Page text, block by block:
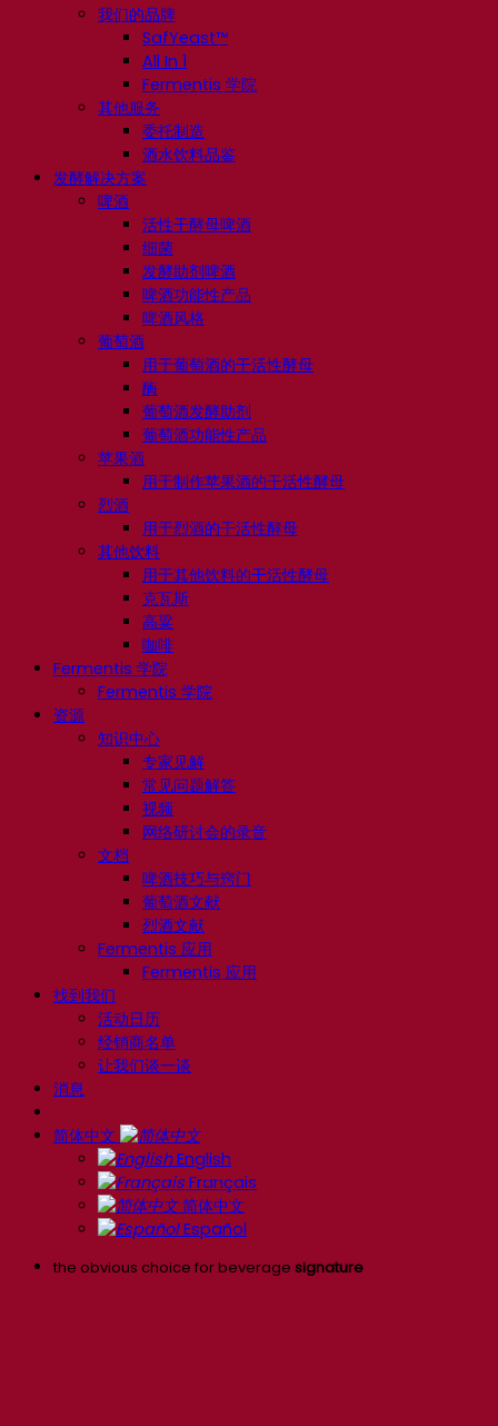
我们的品牌
SafYeast™
All In 1
Fermentis 学院
其他服务
委托制造
酒水饮料品鉴
发酵解决方案
啤酒
活性干酵母啤酒
细菌
发酵助剂啤酒
啤酒功能性产品
啤酒风格
葡萄酒
用于葡萄酒的干活性酵母
酶
葡萄酒发酵助剂
葡萄酒功能性产品
苹果酒
用于制作苹果酒的干活性酵母
烈酒
用于烈酒的干活性酵母
其他饮料
用于其他饮料的干活性酵母
克瓦斯
高粱
咖啡
Fermentis 学院
Fermentis 学院
资源
知识中心
专家见解
常见问题解答
视频
网络研讨会的录音
文档
啤酒技巧与窍门
葡萄酒文献
烈酒文献
Fermentis 应用
Fermentis 应用
找到我们
活动日历
经销商名单
让我们谈一谈
消息
简体中文
English
Français
简体中文
Español
the obvious choice for beverage signature